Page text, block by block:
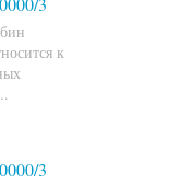
к
3